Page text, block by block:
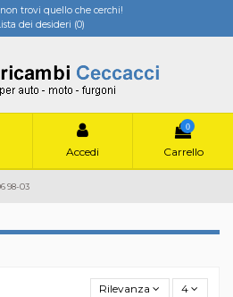
trovi quello che cerchi!
dei desideri (0)
Accedi
0
Carrello
98-03
Rilevanza 4